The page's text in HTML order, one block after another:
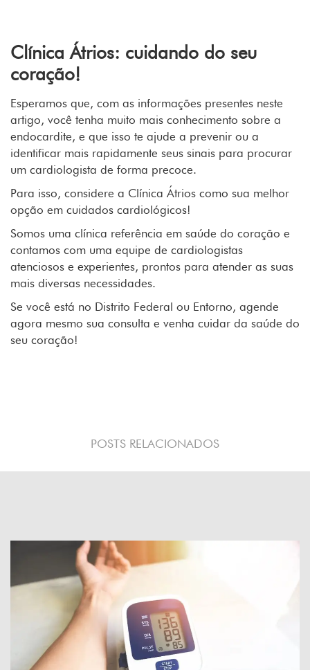
Clínica Átrios: cuidando do seu
coração!
Esperamos que, com as informações presentes neste
artigo, você tenha muito mais conhecimento sobre a
endocardite, e que isso te ajude a prevenir ou a
identificar mais rapidamente seus sinais para procurar
um cardiologista de forma precoce.
Para isso, considere a Clínica Átrios como sua melhor
opção em cuidados cardiológicos!
Somos uma clínica referência em saúde do coração e
contamos com uma equipe de cardiologistas
atenciosos e experientes, prontos para atender as suas
mais diversas necessidades.
Se você está no Distrito Federal ou Entorno, agende
agora mesmo sua consulta e venha cuidar da saúde do
seu coração!
POSTS RELACIONADOS